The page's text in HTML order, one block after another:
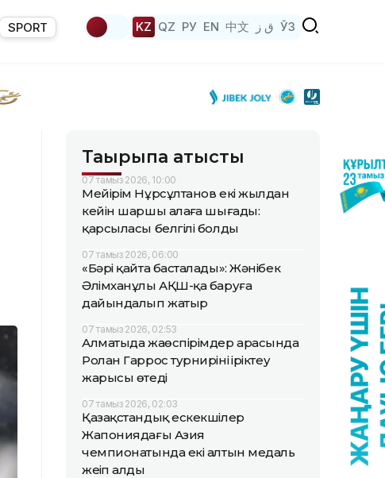
SPORT KZ QZ РУ EN 中文 ق ز ЎЗ
Тақырыпқа қатысты
07 тамыз 2026, 10:00
Мейірім Нұрсұлтанов екі жылдан
кейін шаршы алаңға шығады:
қарсыласы белгілі болды
07 тамыз 2026, 06:00
«Бәрі қайта басталады»: Жәнібек
Әлімханұлы АҚШ-қа баруға
дайындалып жатыр
07 тамыз 2026, 02:53
Алматыда жаөспірімдер арасында
Ролан Гаррос турнирінің іріктеу
жарысы өтеді
07 тамыз 2026, 02:03
Қазақстандық ескекшілер
Жапониядағы Азия
чемпионатында екі алтын медаль
жеңіп алды